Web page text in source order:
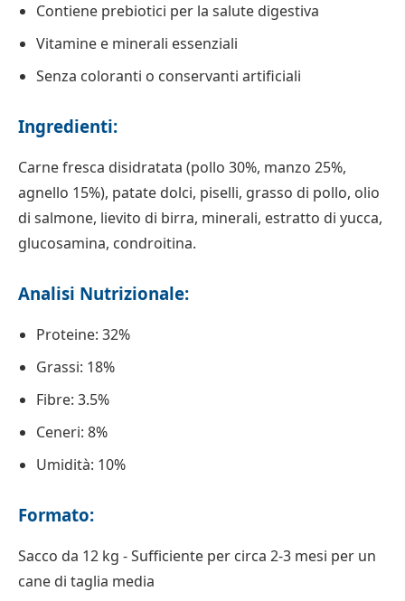
Contiene prebiotici per la salute digestiva
Vitamine e minerali essenziali
Senza coloranti o conservanti artificiali
Ingredienti:
Carne fresca disidratata (pollo 30%, manzo 25%,
agnello 15%), patate dolci, piselli, grasso di pollo, olio
di salmone, lievito di birra, minerali, estratto di yucca,
glucosamina, condroitina.
Analisi Nutrizionale:
Proteine: 32%
Grassi: 18%
Fibre: 3.5%
Ceneri: 8%
Umidità: 10%
Formato:
Sacco da 12 kg - Sufficiente per circa 2-3 mesi per un
cane di taglia media